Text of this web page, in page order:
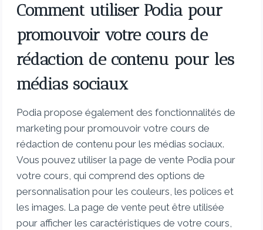
Comment utiliser Podia pour
promouvoir votre cours de
rédaction de contenu pour les
médias sociaux
Podia propose également des fonctionnalités de
marketing pour promouvoir votre cours de
rédaction de contenu pour les médias sociaux.
Vous pouvez utiliser la page de vente Podia pour
votre cours, qui comprend des options de
personnalisation pour les couleurs, les polices et
les images. La page de vente peut être utilisée
pour afficher les caractéristiques de votre cours,